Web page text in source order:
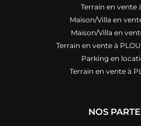
Terrain en vente
Maison/Villa en
Maison/Villa en
Terrain en vente à
Parking en
Terrain en vente à
NOS